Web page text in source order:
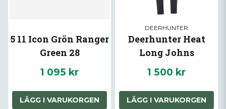
5 11 Icon Grön Ranger
Green 28
1 095 kr
LÄGG I VARUKORGEN
DEERHUNTER
Deerhunter Heat
Long Johns
1 500 kr
LÄGG I VARUKORGEN